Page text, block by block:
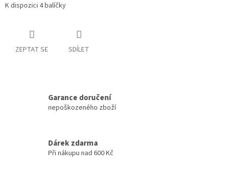
K dispozici 4 balíčky
ZEPTAT SE SDÍLET
Garance doručení
nepoškozeného zboží
Dárek zdarma
Při nákupu nad 600 Kč